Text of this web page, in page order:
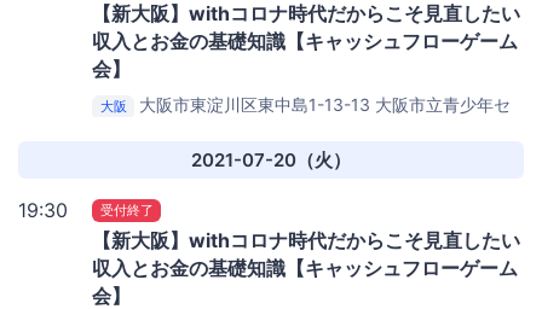
【新大阪】withコロナ時代だからこそ見直したい
収入とお金の基礎知識【キャッシュフローゲーム
会】
大阪 大阪市東淀川区東中島1-13-13 大阪市立青少年セ
2021-07-20（火）
19:30 受付終了
【新大阪】withコロナ時代だからこそ見直したい
収入とお金の基礎知識【キャッシュフローゲーム
会】